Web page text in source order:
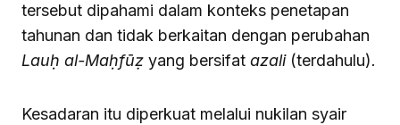
tersebut dipahami dalam konteks penetapan
tahunan dan tidak berkaitan dengan perubahan
Lauḥ al-Maḥfūẓ yang bersifat azali (terdahulu).
Kesadaran itu diperkuat melalui nukilan syair